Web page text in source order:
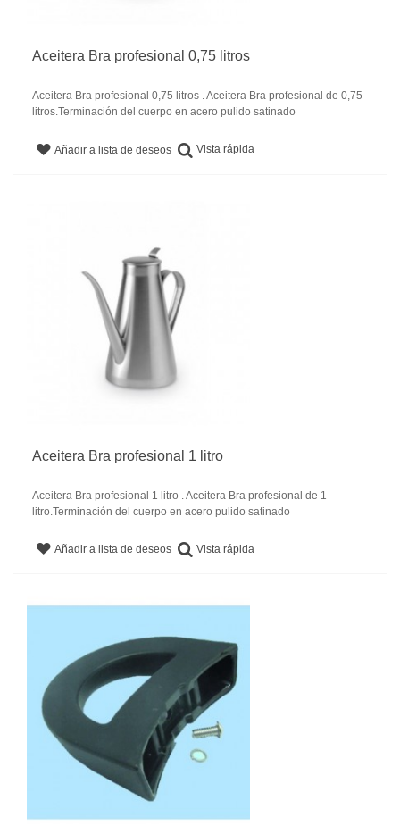
Aceitera Bra profesional 0,75 litros
Aceitera Bra profesional 0,75 litros . Aceitera Bra profesional de 0,75
litros.Terminación del cuerpo en acero pulido satinado
Añadir a lista de deseos Vista rápida
Aceitera Bra profesional 1 litro
Aceitera Bra profesional 1 litro . Aceitera Bra profesional de 1
litro.Terminación del cuerpo en acero pulido satinado
Añadir a lista de deseos Vista rápida